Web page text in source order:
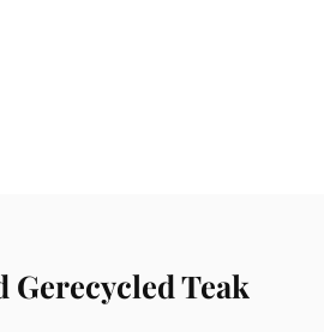
Gerecycled Teak